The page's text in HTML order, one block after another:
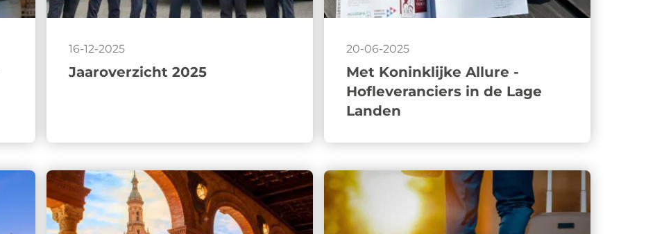
16-12-2025
Jaaroverzicht 2025
20-06-2025
Met Koninklijke Allure -
Hofleveranciers in de Lage
Landen